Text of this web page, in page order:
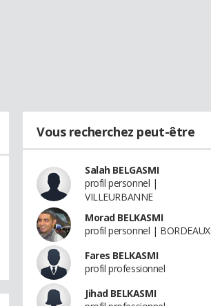
Vous recherchez peut-être
Salah BELGASMI
profil personnel |
VILLEURBANNE
Morad BELKASMI
profil personnel | BORDEAUX
Fares BELKASMI
profil professionnel
Jihad BELKASMI